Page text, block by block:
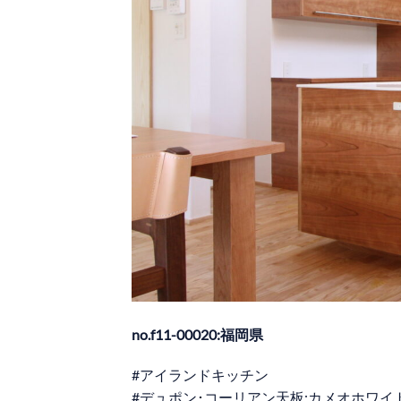
no.f11-00020:福岡県
#アイランドキッチン
#デュポン･コーリアン天板:カメオホワイ